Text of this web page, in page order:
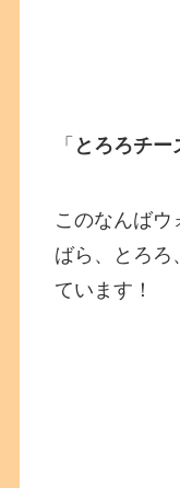
「 とろろチー
このなんばウ
ばら、とろろ
ています！